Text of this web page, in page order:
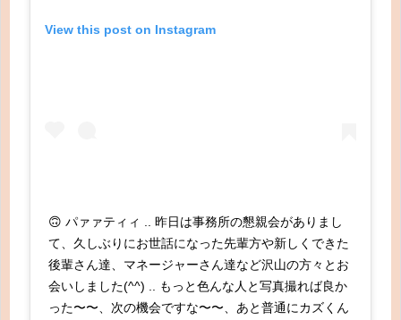
View this post on Instagram
🙃 パァァティィ .. 昨日は事務所の懇親会がありまし
て、久しぶりにお世話になった先輩方や新しくできた
後輩さん達、マネージャーさん達など沢山の方々とお
会いしました(^^) .. もっと色んな人と写真撮れば良か
った〜〜、次の機会ですな〜〜、あと普通にカズくん